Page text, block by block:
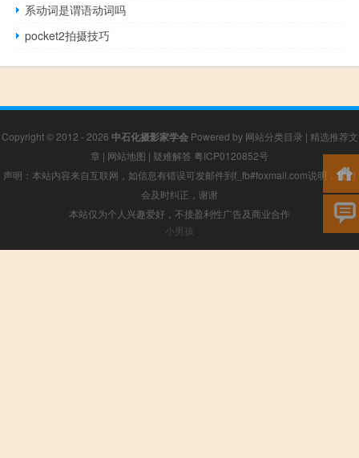
系动词是谓语动词吗
pocket2拍摄技巧
Copyright © 2012 - 2026 中石化摄影家学会Powered by 网站分类目录 | 精选推荐文
章 | 网站地图 | 疑难解答 粤ICP0120852号
声明：本站内容来自互联网，如信息有错误可发邮件到f_fb#foxmail.com说明，我们
会及时纠正，谢谢
本站仅为个人兴趣爱好，不接盈利性广告及商业合作
小男孩